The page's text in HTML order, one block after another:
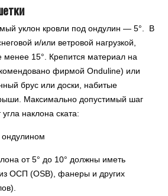
уклон кровли под ондулин — 5°. В
и/или ветровой нагрузкой,
менее 15°. Крепится материал на
фирмой Onduline) или
брус или доски, набитые
Максимально допустимый шаг
наклона ската:
от 5° до 10° должны иметь
ОСП (OSB), фанеры и других